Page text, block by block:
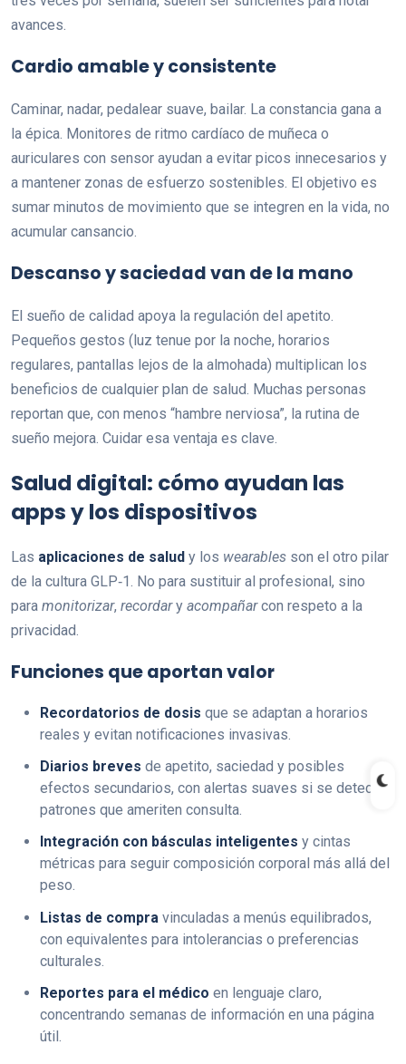
avances.
Cardio amable y consistente
Caminar, nadar, pedalear suave, bailar. La constancia gana a
la épica. Monitores de ritmo cardíaco de muñeca o
auriculares con sensor ayudan a evitar picos innecesarios y
a mantener zonas de esfuerzo sostenibles. El objetivo es
sumar minutos de movimiento que se integren en la vida, no
acumular cansancio.
Descanso y saciedad van de la mano
El sueño de calidad apoya la regulación del apetito.
Pequeños gestos (luz tenue por la noche, horarios
regulares, pantallas lejos de la almohada) multiplican los
beneficios de cualquier plan de salud. Muchas personas
reportan que, con menos “hambre nerviosa”, la rutina de
sueño mejora. Cuidar esa ventaja es clave.
Salud digital: cómo ayudan las
apps y los dispositivos
Las aplicaciones de salud y los wearables son el otro pilar
de la cultura GLP‑1. No para sustituir al profesional, sino
para monitorizar, recordary acompañarcon respeto a la
privacidad.
Funciones que aportan valor
Recordatorios de dosis que se adaptan a horarios
reales y evitan notificaciones invasivas.
Diarios breves de apetito, saciedad y posibles
efectos secundarios, con alertas suaves si se detectan
patrones que ameriten consulta.
Integración con básculas inteligentes y cintas
métricas para seguir composición corporal más allá del
peso.
Listas de compra vinculadas a menús equilibrados,
con equivalentes para intolerancias o preferencias
culturales.
Reportes para el médico en lenguaje claro,
concentrando semanas de información en una página
útil.